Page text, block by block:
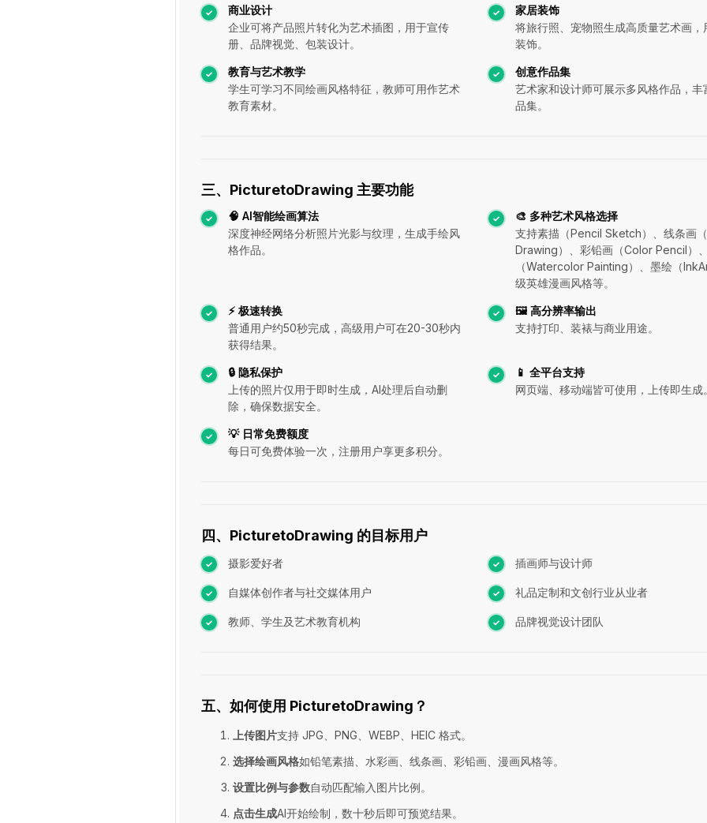
商业设计
企业可将产品照片转化为艺术插图，用于宣传
册、品牌视觉、包装设计。
家居装饰
将旅行照、宠物照生成高质量艺术画，
装饰。
教育与艺术教学
学生可学习不同绘画风格特征，教师可用作艺术
教育素材。
创意作品集
艺术家和设计师可展示多风格作品，丰
品集。
三、PicturetoDrawing 主要功能
🧠 AI智能绘画算法
深度神经网络分析照片光影与纹理，生成手绘风
格作品。
🎨 多种艺术风格选择
支持素描（Pencil Sketch）、线条画
Drawing）、彩铅画（Color Pencil）
（Watercolor Painting）、墨绘（
级英雄漫画风格等。
⚡ 极速转换
普通用户约50秒完成，高级用户可在20-30秒内
获得结果。
🖼 高分辨率输出
支持打印、装裱与商业用途。
🔒 隐私保护
上传的照片仅用于即时生成，AI处理后自动删
除，确保数据安全。
📱 全平台支持
网页端、移动端皆可使用，上传即生成
💡 日常免费额度
每日可免费体验一次，注册用户享更多积分。
四、PicturetoDrawing 的目标用户
摄影爱好者 插画师与设计师
自媒体创作者与社交媒体用户 礼品定制和文创行业从业者
教师、学生及艺术教育机构 品牌视觉设计团队
五、如何使用 PicturetoDrawing？
上传图片支持 JPG、PNG、WEBP、HEIC 格式。
选择绘画风格如铅笔素描、水彩画、线条画、彩铅画、漫画风格等。
设置比例与参数自动匹配输入图片比例。
点击生成AI开始绘制，数十秒后即可预览结果。